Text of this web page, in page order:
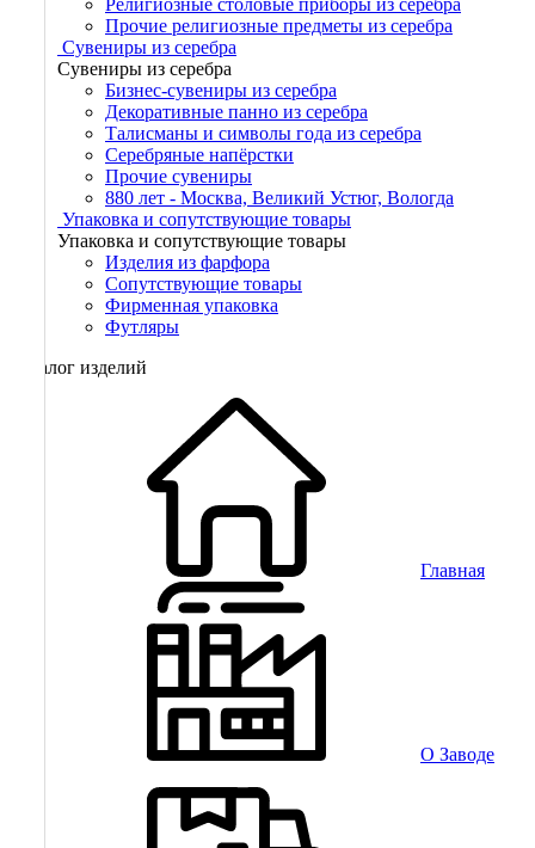
Религиозные столовые приборы из серебра
Прочие религиозные предметы из серебра
Сувениры из серебра
Сувениры из серебра
Бизнес-сувениры из серебра
Декоративные панно из серебра
Талисманы и символы года из серебра
Серебряные напёрстки
Прочие сувениры
880 лет - Москва, Великий Устюг, Вологда
Упаковка и сопутствующие товары
Упаковка и сопутствующие товары
Изделия из фарфора
Сопутствующие товары
Фирменная упаковка
Футляры
Каталог изделий
Главная
О Заводе